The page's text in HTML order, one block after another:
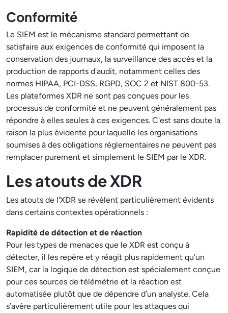
Conformité
Le SIEM est le mécanisme standard permettant de
satisfaire aux exigences de conformité qui imposent la
conservation des journaux, la surveillance des accès et la
production de rapports d'audit, notamment celles des
normes HIPAA, PCI-DSS, RGPD, SOC 2 et NIST 800-53.
Les plateformes XDR ne sont pas conçues pour les
processus de conformité et ne peuvent généralement pas
répondre à elles seules à ces exigences. C'est sans doute la
raison la plus évidente pour laquelle les organisations
soumises à des obligations réglementaires ne peuvent pas
remplacer purement et simplement le SIEM par le XDR.
Les atouts de XDR
Les atouts de l'XDR se révèlent particulièrement évidents
dans certains contextes opérationnels :
Rapidité de détection et de réaction
Pour les types de menaces que le XDR est conçu à
détecter, il les repère et y réagit plus rapidement qu’un
SIEM, car la logique de détection est spécialement conçue
pour ces sources de télémétrie et la réaction est
automatisée plutôt que de dépendre d’un analyste. Cela
s’avère particulièrement utile pour les attaques qui